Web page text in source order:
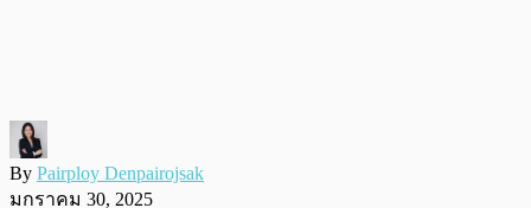
By Pairploy Denpairojsak
มกราคม 30, 2025